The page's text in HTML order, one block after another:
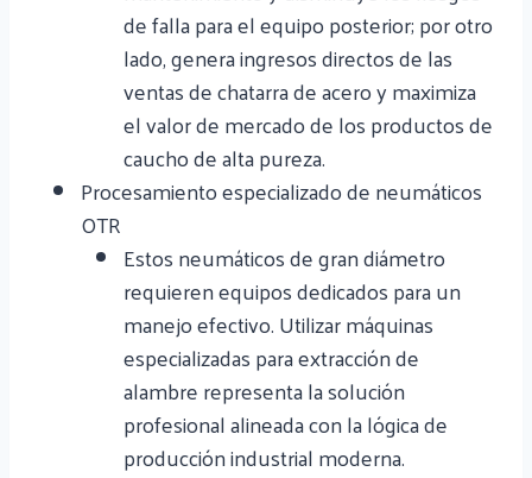
de falla para el equipo posterior; por otro
lado, genera ingresos directos de las
ventas de chatarra de acero y maximiza
el valor de mercado de los productos de
caucho de alta pureza.
Procesamiento especializado de neumáticos
OTR
Estos neumáticos de gran diámetro
requieren equipos dedicados para un
manejo efectivo. Utilizar máquinas
especializadas para extracción de
alambre representa la solución
profesional alineada con la lógica de
producción industrial moderna.